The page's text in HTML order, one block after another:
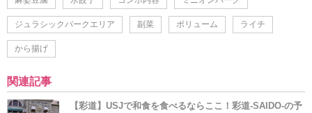
ジュラシックパークエリア 副菜 ボリューム ライチ
から揚げ
関連記事
【彩道】USJで和食を食べるならここ！彩道-SAIDO-の予